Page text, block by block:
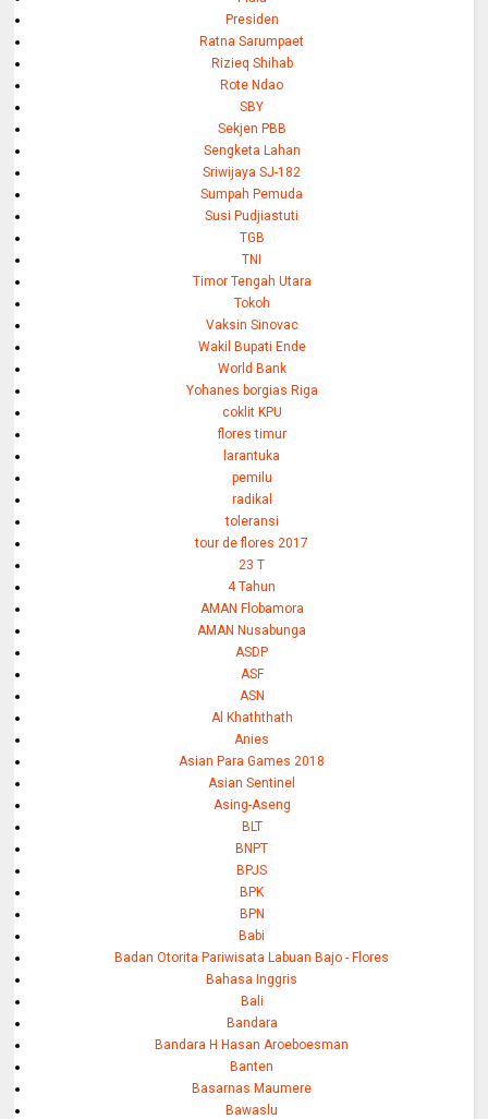
Presiden
Ratna Sarumpaet
Rizieq Shihab
Rote Ndao
SBY
Sekjen PBB
Sengketa Lahan
Sriwijaya SJ-182
Sumpah Pemuda
Susi Pudjiastuti
TGB
TNI
Timor Tengah Utara
Tokoh
Vaksin Sinovac
Wakil Bupati Ende
World Bank
Yohanes borgias Riga
coklit KPU
flores timur
larantuka
pemilu
radikal
toleransi
tour de flores 2017
23 T
4 Tahun
AMAN Flobamora
AMAN Nusabunga
ASDP
ASF
ASN
Al Khaththath
Anies
Asian Para Games 2018
Asian Sentinel
Asing-Aseng
BLT
BNPT
BPJS
BPK
BPN
Babi
Badan Otorita Pariwisata Labuan Bajo - Flores
Bahasa Inggris
Bali
Bandara
Bandara H Hasan Aroeboesman
Banten
Basarnas Maumere
Bawaslu